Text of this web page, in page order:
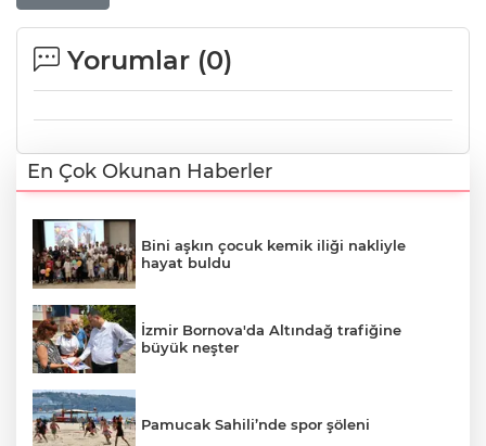
Yorumlar (0)
En Çok Okunan Haberler
Bini aşkın çocuk kemik iliği nakliyle
hayat buldu
İzmir Bornova'da Altındağ trafiğine
büyük neşter
Pamucak Sahili’nde spor şöleni